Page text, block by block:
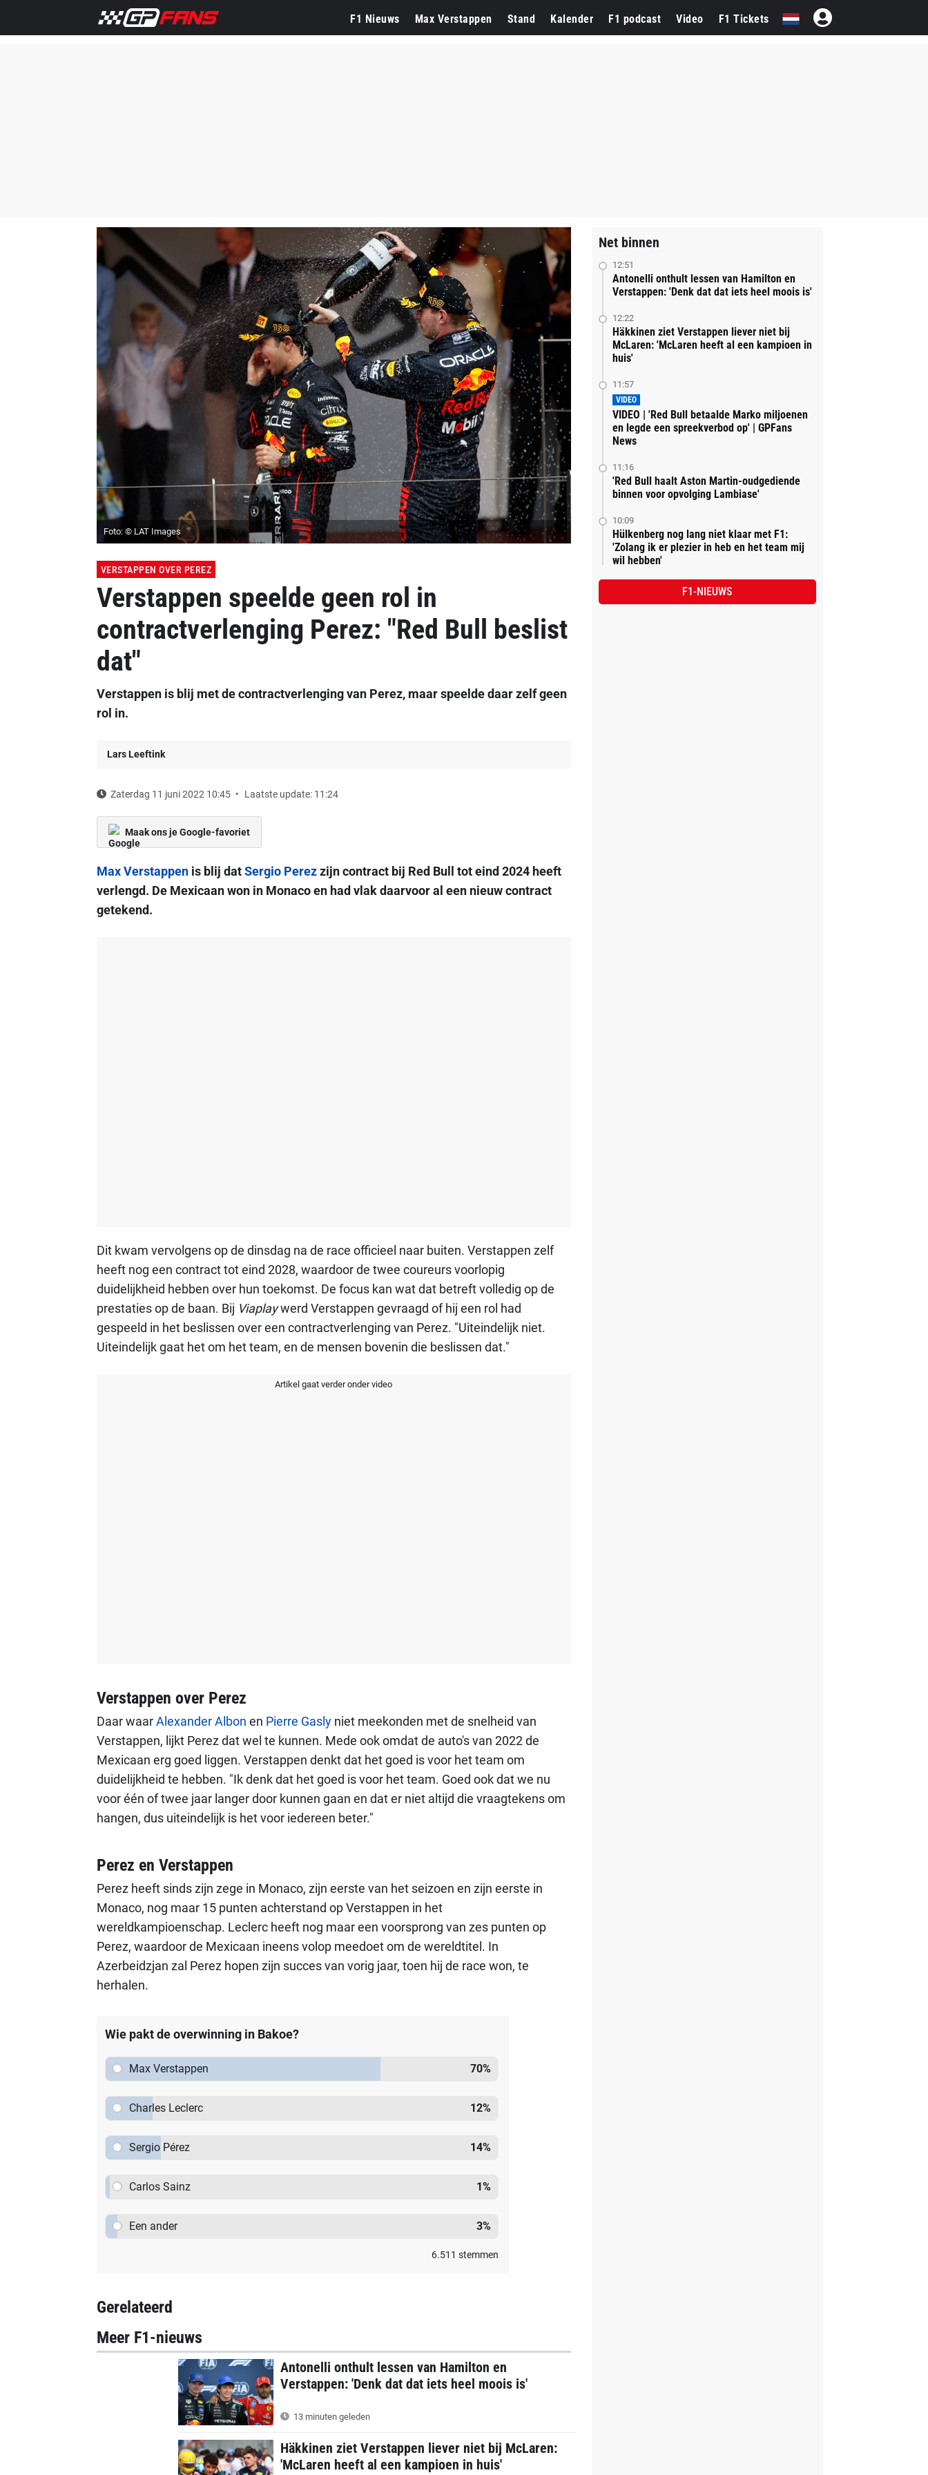
F1 Nieuws Max Verstappen Stand Kalender F1 podcast Video F1 Tickets
Foto: © LAT Images
VERSTAPPEN OVER PEREZ
Verstappen speelde geen rol in
contractverlenging Perez: "Red Bull beslist
dat"
Verstappen is blij met de contractverlenging van Perez, maar speelde daar zelf geen
rol in.
Lars Leeftink
Zaterdag 11 juni 2022 10:45 Laatste update: 11:24
Maak ons je Google-favoriet
Max Verstappenis blij datSergio Perezzijn contract bij Red Bull tot eind 2024 heeft
verlengd. De Mexicaan won in Monaco en had vlak daarvoor al een nieuw contract
getekend.
Dit kwam vervolgens op de dinsdag na de race officieel naar buiten. Verstappen zelf
heeft nog een contract tot eind 2028, waardoor de twee coureurs voorlopig
duidelijkheid hebben over hun toekomst. De focus kan wat dat betreft volledig op de
prestaties op de baan. Bij Viaplaywerd Verstappen gevraagd of hij een rol had
gespeeld in het beslissen over een contractverlenging van Perez. "Uiteindelijk niet.
Uiteindelijk gaat het om het team, en de mensen bovenin die beslissen dat."
Artikel gaat verder onder video
Verstappen over Perez
Daar waarAlexander Albon en Pierre Gaslyniet meekonden met de snelheid van
Verstappen, lijkt Perez dat wel te kunnen. Mede ook omdat de auto's van 2022 de
Mexicaan erg goed liggen. Verstappen denkt dat het goed is voor het team om
duidelijkheid te hebben. "Ik denk dat het goed is voor het team. Goed ook dat we nu
voor één of twee jaar langer door kunnen gaan en dat er niet altijd die vraagtekens om
hangen, dus uiteindelijk is het voor iedereen beter."
Perez en Verstappen
Perez heeft sinds zijn zege in Monaco, zijn eerste van het seizoen en zijn eerste in
Monaco, nog maar 15 punten achterstand op Verstappen in het
wereldkampioenschap. Leclerc heeft nog maar een voorsprong van zes punten op
Perez, waardoor de Mexicaan ineens volop meedoet om de wereldtitel. In
Azerbeidzjan zal Perez hopen zijn succes van vorig jaar, toen hij de race won, te
herhalen.
Wie pakt de overwinning in Bakoe?
Max Verstappen 70%
Charles Leclerc 12%
Sergio Pérez 14%
Carlos Sainz 1%
Een ander 3%
6.511 stemmen
Gerelateerd
Meer F1-nieuws
Antonelli onthult lessen van Hamilton en
Verstappen: 'Denk dat dat iets heel moois is'
13 minuten geleden
Häkkinen ziet Verstappen liever niet bij McLaren:
'McLaren heeft al een kampioen in huis'
Net binnen
12:51
Antonelli onthult lessen van Hamilton en
Verstappen: 'Denk dat dat iets heel moois is'
12:22
Häkkinen ziet Verstappen liever niet bij
McLaren: 'McLaren heeft al een kampioen in
huis'
11:57
VIDEO
VIDEO | 'Red Bull betaalde Marko miljoenen
en legde een spreekverbod op' | GPFans
News
11:16
'Red Bull haalt Aston Martin-oudgediende
binnen voor opvolging Lambiase'
10:09
Hülkenberg nog lang niet klaar met F1:
'Zolang ik er plezier in heb en het team mij
wil hebben'
F1-NIEUWS